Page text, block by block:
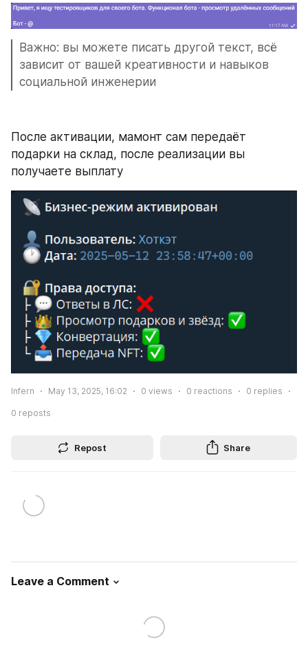
Важно: вы можете писать другой текст, всё
зависит от вашей креативности и навыков
социальной инженерии
После активации, мамонт сам передаёт
подарки на склад, после реализации вы
получаете выплату
Infern May 13, 2025, 16:02 0 views 0 reactions 0 replies
0 reposts
Repost Share
Leave a Comment